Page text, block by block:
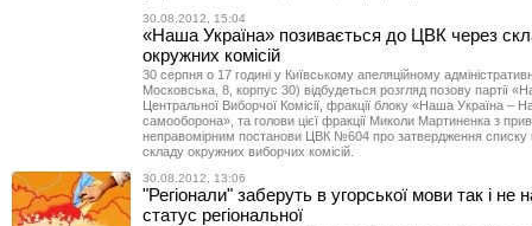
30.08.2012, 15:04
«Наша Україна» позивається до ЦВК через
окружних комісій
30 серпня о 17 годині у Київському апеляційному
Московська, 8, корпус 30) відбудеться розгляд позову партії
Центральної Виборчої Комісії, фракції блоку «Наша Україна –
самооборона», та голови цієї фракції Миколи Мартиненка з
неправомірним постанови ЦВК №604 про затвердження списку
складу окружних виборчих комісій.
30.08.2012, 13:06
"Регіонали" заберуть в угорської мови так і не
статус регіональної